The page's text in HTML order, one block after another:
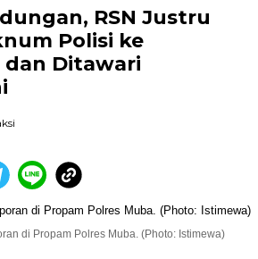
RSN Justru
Polisi ke
dan Ditawari
di Propam Polres Muba. (Photo: Istimewa)